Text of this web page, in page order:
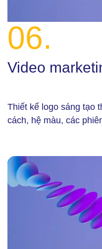
06.
Video
Thiết kế logo sáng tạo
cách, hệ màu, các